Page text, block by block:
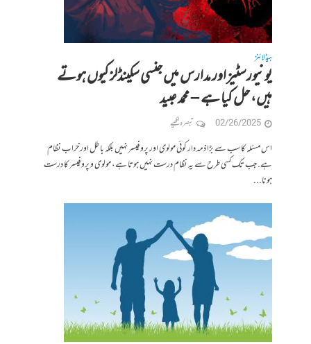
ہیڈلائنز
یونیورسٹیز اور مدارس میں جنسی سکینڈلز کیوں ہوتے
ہیں، حل کیا ہے – محمد عبید
02/26/2025 تبصرہ لکھیے
اس مسئلہ کا سب سے بڑا ذمہ دار کوئی مولوی اور پروفیسر نہیں بلکہ باطل اور خراب نظام
ہے. جب تک کسی طرح سے یہ نظام درست نہیں ہوتا ہے، مولوی و پروفیسر کا درست
ہونا...